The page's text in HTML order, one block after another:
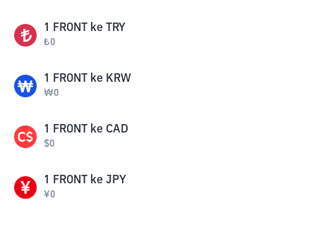
1 FRONT ke TRY
₺0
1 FRONT ke KRW
₩0
1 FRONT ke CAD
$0
1 FRONT ke JPY
¥0